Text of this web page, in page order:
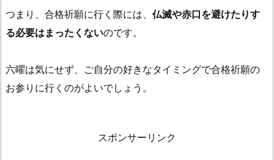
つまり、合格祈願に行く際には、 仏滅や赤口を避けたりす
る必要はまったくないのです。
六曜は気にせず、ご自分の好きなタイミングで合格祈願の
お参りに行くのがよいでしょう。
スポンサーリンク